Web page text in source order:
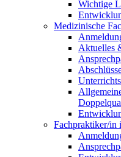
Wichtige
Medizinische
Aktuelles
Fachpraktiker/in